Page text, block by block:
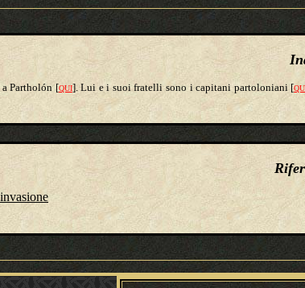
Partholón [QUI]. Lui e i suoi fratelli sono i capitani partoloniani [